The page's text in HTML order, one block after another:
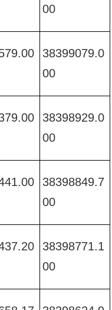
00
38399079.0
00
38398929.0
00
38398849.7
00
38398771.1
00